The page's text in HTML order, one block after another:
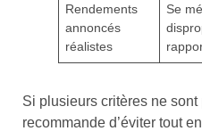
Rendements
annoncés
réalistes
Se
Si plusieurs critères ne
recommande d’éviter tout